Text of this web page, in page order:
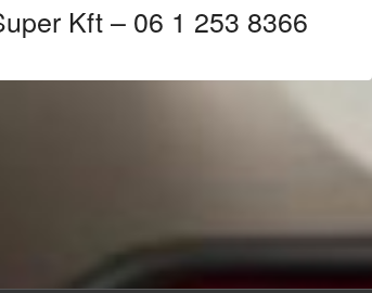
Kft – 06 1 253 8366